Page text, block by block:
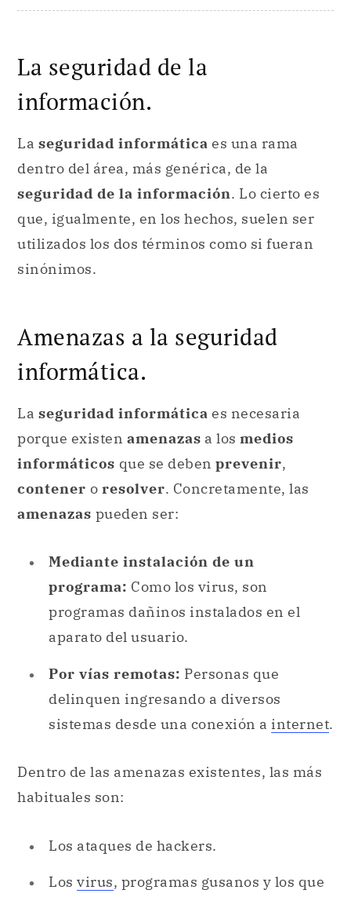
La seguridad de la
información.
La seguridad informática es una rama
dentro del área, más genérica, de la
seguridad de la información. Lo cierto es
que, igualmente, en los hechos, suelen ser
utilizados los dos términos como si fueran
sinónimos.
Amenazas a la seguridad
informática.
La seguridad informática es necesaria
porque existen amenazas a los medios
informáticos que se deben prevenir,
contener o resolver. Concretamente, las
amenazas pueden ser:
Mediante instalación de un
programa: Como los virus, son
programas dañinos instalados en el
aparato del usuario.
Por vías remotas: Personas que
delinquen ingresando a diversos
sistemas desde una conexión a internet.
Dentro de las amenazas existentes, las más
habituales son:
Los ataques de hackers.
Los virus, programas gusanos y los que